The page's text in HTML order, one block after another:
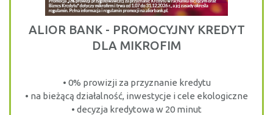
ALIOR BANK - PROMOCYJNY KREDYT
DLA MIKROFIM
• 0% prowizji za przyznanie kredytu
• na bieżącą działalność, inwestycje i cele ekologiczne
• decyzja kredytowa w 20 minut